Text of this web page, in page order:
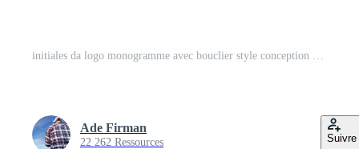
initiales da logo monogramme avec bouclier style conception Vecteur Pro et SVG Pro
Ade Firman
22 262 Ressources Suivre